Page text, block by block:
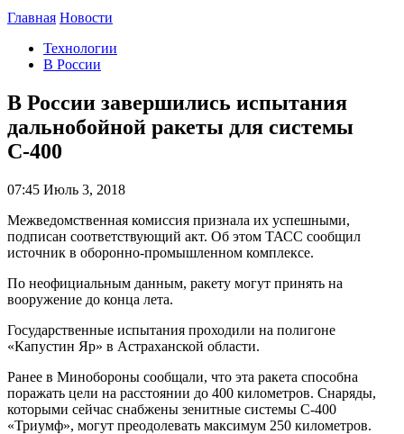
Главная Новости
Технологии
В России
В России завершились испытания
дальнобойной ракеты для системы
С-400
07:45 Июль 3, 2018
Межведомственная комиссия признала их успешными,
подписан соответствующий акт. Об этом ТАСС сообщил
источник в оборонно-промышленном комплексе.
По неофициальным данным, ракету могут принять на
вооружение до конца лета.
Государственные испытания проходили на полигоне
«Капустин Яр» в Астраханской области.
Ранее в Минобороны сообщали, что эта ракета способна
поражать цели на расстоянии до 400 километров. Снаряды,
которыми сейчас снабжены зенитные системы С-400
«Триумф», могут преодолевать максимум 250 километров.